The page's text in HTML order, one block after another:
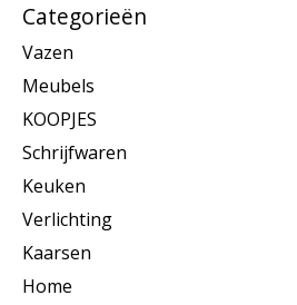
Categorieën
Vazen
Meubels
KOOPJES
Schrijfwaren
Keuken
Verlichting
Kaarsen
Home